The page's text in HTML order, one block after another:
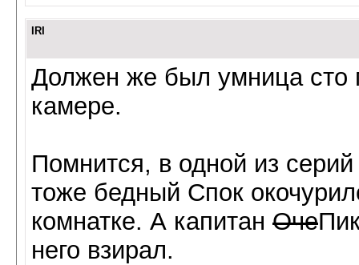
IRI
Должен же был умница сто
камере.
Помнится, в одной из
тоже бедный Спок
комнатке. А капитан Оче
него взирал.